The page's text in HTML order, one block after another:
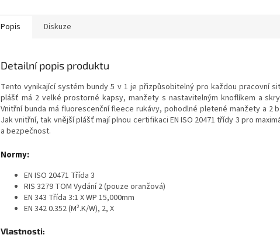
Popis Diskuze
Detailní popis produktu
Tento vynikající systém bundy 5 v 1 je přizpůsobitelný pro každou pracovní
plášť má 2 velké prostorné kapsy, manžety s nastavitelným knoflíkem a
Vnitřní bunda má fluorescenční fleece rukávy, pohodlné pletené manžety a 2
Jak vnitřní, tak vnější plášť mají plnou certifikaci EN ISO 20471 třídy 3 pro
a bezpečnost.
Normy:
EN ISO 20471 Třída 3
RIS 3279 TOM Vydání 2 (pouze oranžová)
EN 343 Třída 3:1 X WP 15,000mm
EN 342 0.352 (M².K/W), 2, X
Vlastnosti: